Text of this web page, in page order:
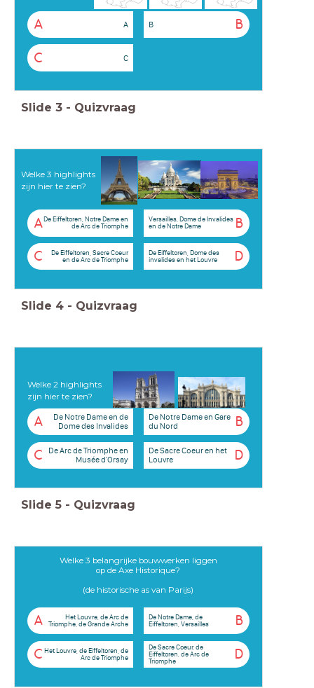
A A B
B
C C
Slide 3 - Quizvraag
Welke 3 highlights
zijn hier te zien?
ADe Eiffeltoren, Notre Dame en
de Arc de Triomphe
B
Versailles, Dome de Invalides
en de Notre Dame
C
De Eiffeltoren, Sacre Coeur
en de Arc de Triomphe
D
De Eiffeltoren, Dome des
invalides en het Louvre
Slide 4 - Quizvraag
Welke 2 highlights
zijn hier te zien?
A
De Notre Dame en de
Dome des Invalides
B
De Notre Dame en Gare
du Nord
C
De Arc de Triomphe en
Musée d'Orsay
D
De Sacre Coeur en het
Louvre
Slide 5 - Quizvraag
Welke 3 belangrijke bouwwerken liggen
op de Axe Historique?
(de historische as van Parijs)
A
Het Louvre, de Arc de
Triomphe, de Grande Arche
B
De Notre Dame, de
Eiffeltoren, Versailles
C Het Louvre, de Eiffeltoren, de
Arc de Triomphe
D
De Sacre Coeur, de
Eiffeltoren, de Arc de
Triomphe